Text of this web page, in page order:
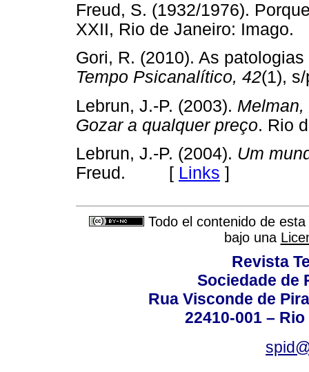
Freud, S. (1932/1976).
XXII, Rio de Janeiro:
Gori, R. (2010). As
Tempo Psicanalítico, 42(1),
Lebrun, J.-P. (2003).
Gozar a qualquer preço. Rio
Lebrun, J.-P. (2004). Um
Freud. [ Links ]
Todo el contenido de
bajo una
Revista
Sociedade de
Rua Visconde de
22410-001 –